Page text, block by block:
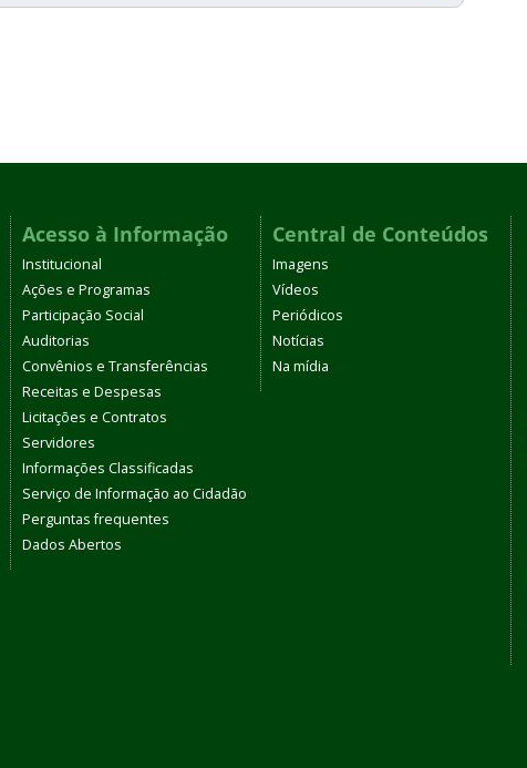
Acesso à Informação
Institucional
Ações e Programas
Participação Social
Auditorias
Convênios e Transferências
Receitas e Despesas
Licitações e Contratos
Servidores
Informações Classificadas
Serviço de Informação ao Cidadão
Perguntas frequentes
Dados Abertos
Central de Conteúdos
Imagens
Vídeos
Periódicos
Notícias
Na mídia